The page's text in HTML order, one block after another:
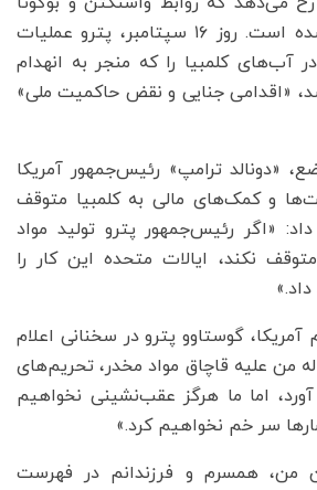
به‌شدت دچار تنش شده است. روز ۱۶ سپتامبر، پترو عملیات
آب‌های کلمبیا را که منجر به انهدام
«اقدامی جنایی و نقض حاکمیت ملی»
«دونالد ترامپ» رئیس‌جمهور آمریکا
و کمک‌های مالی به کلمبیا متوقف
«اگر رئیس‌جمهور پترو تولید مواد
نکند، ایالات متحده این کار را
گوستاوو پترو در سخنانی اعلام
من علیه قاچاق مواد مخدر، تحریم‌های
آورد، اما ما هرگز عقب‌نشینی نخواهیم
سر خم نخواهیم کرد.»
من، همسرم و فرزندانم در فهرست